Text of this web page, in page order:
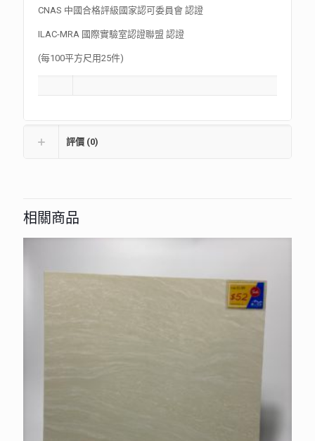
CNAS 中國合格評級國家認可委員會 認證
ILAC-MRA 國際實驗室認證聯盟 認證
(每100平方尺用25件)
評價 (0)
相關商品